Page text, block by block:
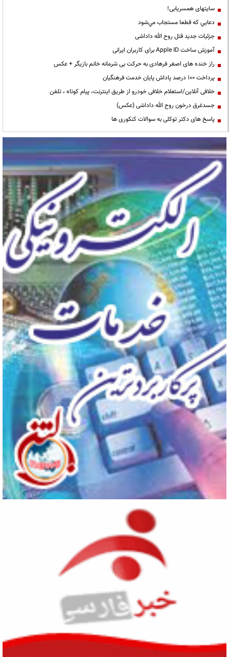
سایتهای همسریابی!
دعايي كه قطعا مستجاب مي‌شود
جزئیات جدید قتل روح الله داداشی
آموزش ساخت Apple ID برای کاربران ایرانی
راز خنده های اصغر فرهادی به حرکت بی شرمانه خانم بازیگر + عکس
پرداخت ۱۰۰ درصد پاداش پایان خدمت فرهنگیان
خلافی آنلاین/استعلام خلافی خودرو از طریق اینترنت، پیام کوتاه ، تلفن
جسدغرق درخون روح الله داداشی (عکس)
پاسخ های دکتر توکلی به سوالات کنکوری ها